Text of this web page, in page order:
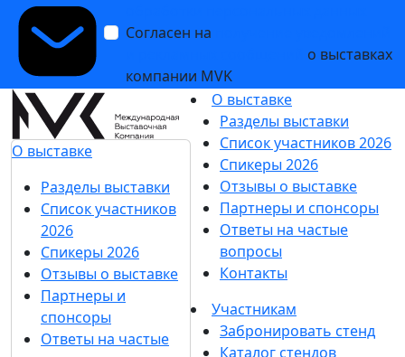
Согласен на
о выставках
компании MVK
О выставке
Разделы выставки
Список участников
2026
Спикеры 2026
Отзывы о выставке
Партнеры и
спонсоры
Ответы на частые
О выставке
Разделы выставки
Список участников 2026
Спикеры 2026
Отзывы о выставке
Партнеры и спонсоры
Ответы на частые
вопросы
Контакты
Участникам
Забронировать стенд
Каталог стендов